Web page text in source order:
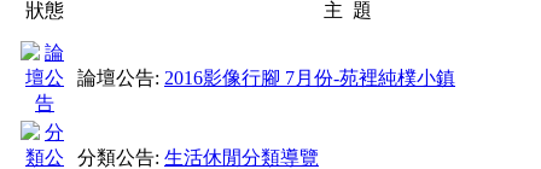
狀態 主 題
論壇公告: 2016影像行腳 7月份-苑裡純樸小鎮
分類公告: 生活休閒分類導覽